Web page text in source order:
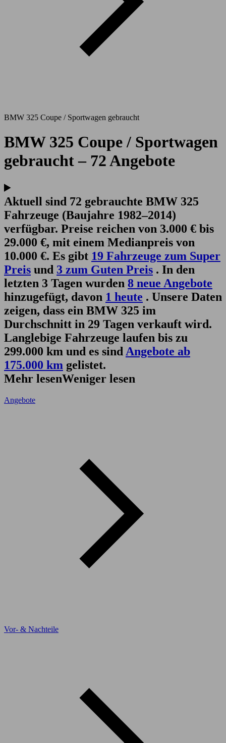
BMW 325 Coupe / Sportwagen gebraucht
BMW 325 Coupe / Sportwagen
gebraucht – 72 Angebote
Aktuell sind 72 gebrauchte BMW 325
Fahrzeuge (Baujahre 1982–2014)
verfügbar. Preise reichen von 3.000 € bis
29.000 €, mit einem Medianpreis von
10.000 €. Es gibt 19 Fahrzeuge zum Super
Preis und 3 zum Guten Preis . In den
letzten 3 Tagen wurden 8 neue Angebote
hinzugefügt, davon 1 heute . Unsere Daten
zeigen, dass ein BMW 325 im
Durchschnitt in 29 Tagen verkauft wird.
Langlebige Fahrzeuge laufen bis zu
299.000 km und es sind Angebote ab
175.000 km gelistet.
Mehr lesenWeniger lesen
Angebote
Vor- & Nachteile